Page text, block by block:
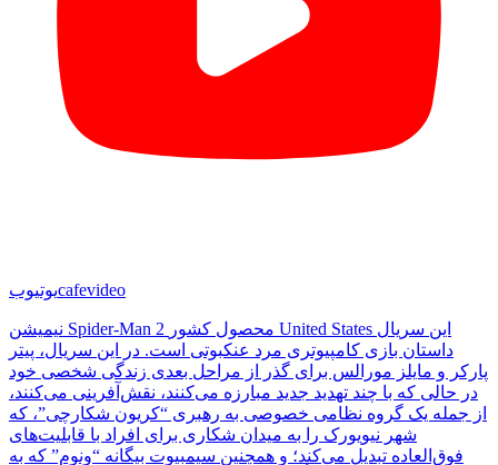
یوتیوبcafevideo
نیمیشن Spider-Man 2 محصول کشور United States این سریال
داستان بازی کامپیوتری مرد عنکبوتی است. در این سریال، پیتر
پارکر و مایلز مورالس برای گذر از مراحل بعدی زندگی شخصی خود
در حالی که با چند تهدید جدید مبارزه می‌کنند، نقش‌آفرینی می‌کنند،
از جمله یک گروه نظامی خصوصی به رهبری “کریون شکارچی”، که
شهر نیویورک را به میدان شکاری برای افراد با قابلیت‌های
فوق‌العاده تبدیل می‌کند؛ و همچنین سیمبیوت بیگانه “ونوم” که به